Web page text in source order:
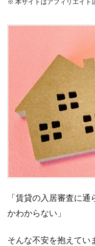
「賃貸の入居審査に
かわからない」
そんな不安を抱えてい